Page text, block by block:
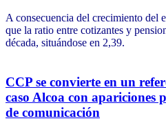
A consecuencia del crecimiento del
que la ratio entre cotizantes y
década, situándose en 2,39.
CCP se convierte en un
caso Alcoa con apariciones
de comunicación